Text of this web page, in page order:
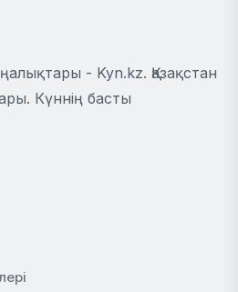
- Kyn.kz. Қазақстан
Күннің басты